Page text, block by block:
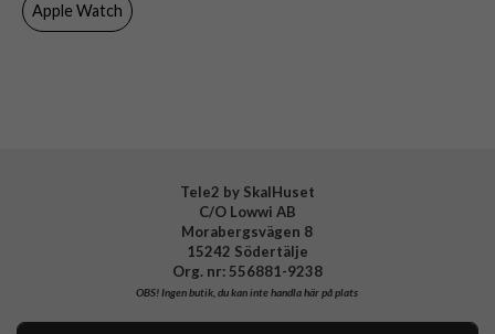
Varumärke
Apple Watch
Tele2 by SkalHuset
C/O Lowwi AB
Morabergsvägen 8
15242 Södertälje
Org. nr: 556881-9238
OBS!Ingen butik, du kan inte handla här på plats